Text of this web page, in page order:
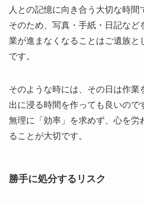
人との記憶に向き合う大切な時間
そのため、写真・手紙・日記など
業が進まなくなることはご遺族と
です。
そのような時には、その日は作業
出に浸る時間を作っても良いので
無理に「効率」を求めず、心を労
ることが大切です。
勝手に処分するリスク